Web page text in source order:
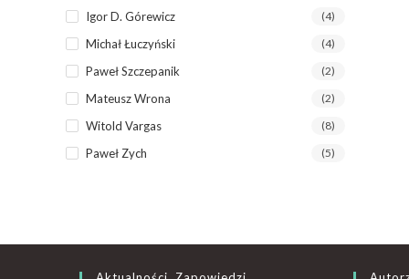
Igor D. Górewicz (4)
Michał Łuczyński (4)
Paweł Szczepanik (2)
Mateusz Wrona (2)
Witold Vargas (8)
Paweł Zych (5)